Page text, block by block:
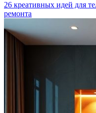
26 креативных идей для
ремонта